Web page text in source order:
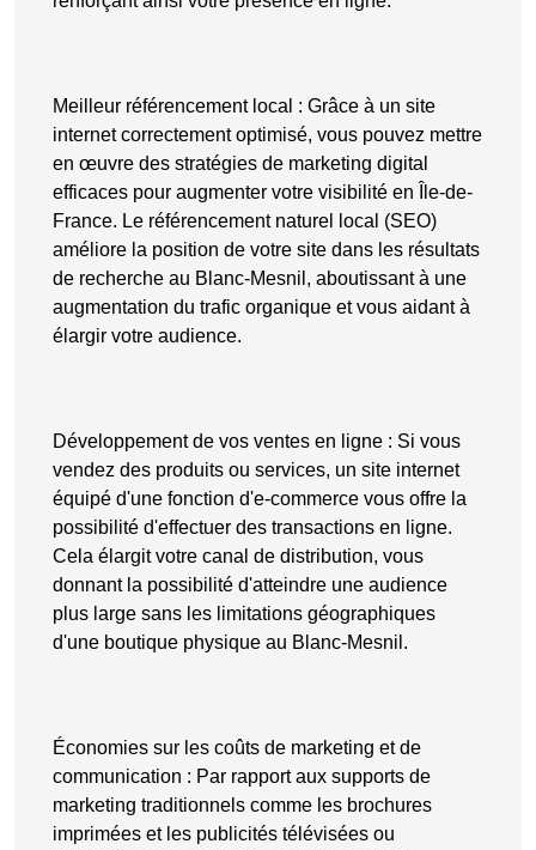
Meilleur référencement local : Grâce à un site
internet correctement optimisé, vous pouvez mettre
en œuvre des stratégies de marketing digital
efficaces pour augmenter votre visibilité en Île-de-
France. Le référencement naturel local (SEO)
améliore la position de votre site dans les résultats
de recherche au Blanc-Mesnil, aboutissant à une
augmentation du trafic organique et vous aidant à
élargir votre audience.
Développement de vos ventes en ligne : Si vous
vendez des produits ou services, un site internet
équipé d'une fonction d'e-commerce vous offre la
possibilité d'effectuer des transactions en ligne.
Cela élargit votre canal de distribution, vous
donnant la possibilité d'atteindre une audience
plus large sans les limitations géographiques
d'une boutique physique au Blanc-Mesnil.
Économies sur les coûts de marketing et de
communication : Par rapport aux supports de
marketing traditionnels comme les brochures
imprimées et les publicités télévisées ou